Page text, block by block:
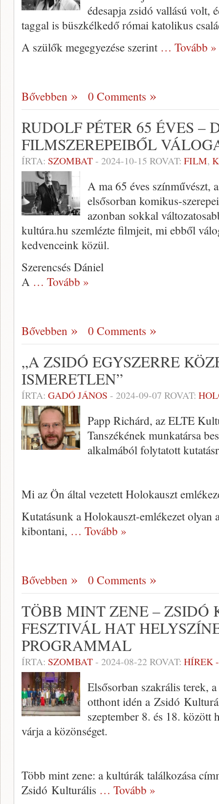
édesapja zsidó vallású volt,
taggal is büszkélkedő római katolikus
A szülők megegyezése szerint … Tovább »
Bővebben 0 Comments
RUDOLF PÉTER 65 ÉVES –
FILMSZEREPEIBŐL
ÍRTA: SZOMBAT- 2024-10-15 ROVAT: FILM,
A ma 65 éves színművészt,
elsősorban komikus-
azonban sokkal
kultúra.hu szemlézte filmjeit, mi ebből
kedvenceink közül.
Szerencsés Dániel
A … Tovább »
Bővebben 0 Comments
„A ZSIDÓ EGYSZERRE
ISMERETLEN”
ÍRTA: GADÓ JÁNOS - 2024-09-07 ROVAT:
Papp Richárd, az ELTE
Tanszékének munkatársa
alkalmából folytatott
Mi az Ön által vezetett Holokauszt
Kutatásunk a Holokauszt-emlékezet olyan
kibontani, … Tovább »
Bővebben 0 Comments
TÖBB MINT ZENE – ZSIDÓ
FESZTIVÁL HAT
PROGRAMMAL
ÍRTA: SZOMBAT- 2024-08-22 ROVAT: HÍREK
Elsősorban szakrális terek,
otthont idén a Zsidó
szeptember 8. és 18. között
várja a közönséget.
Több mint zene: a kultúrák találkozása
Zsidó Kulturális … Tovább »